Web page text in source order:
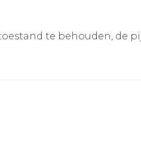
te behouden, de